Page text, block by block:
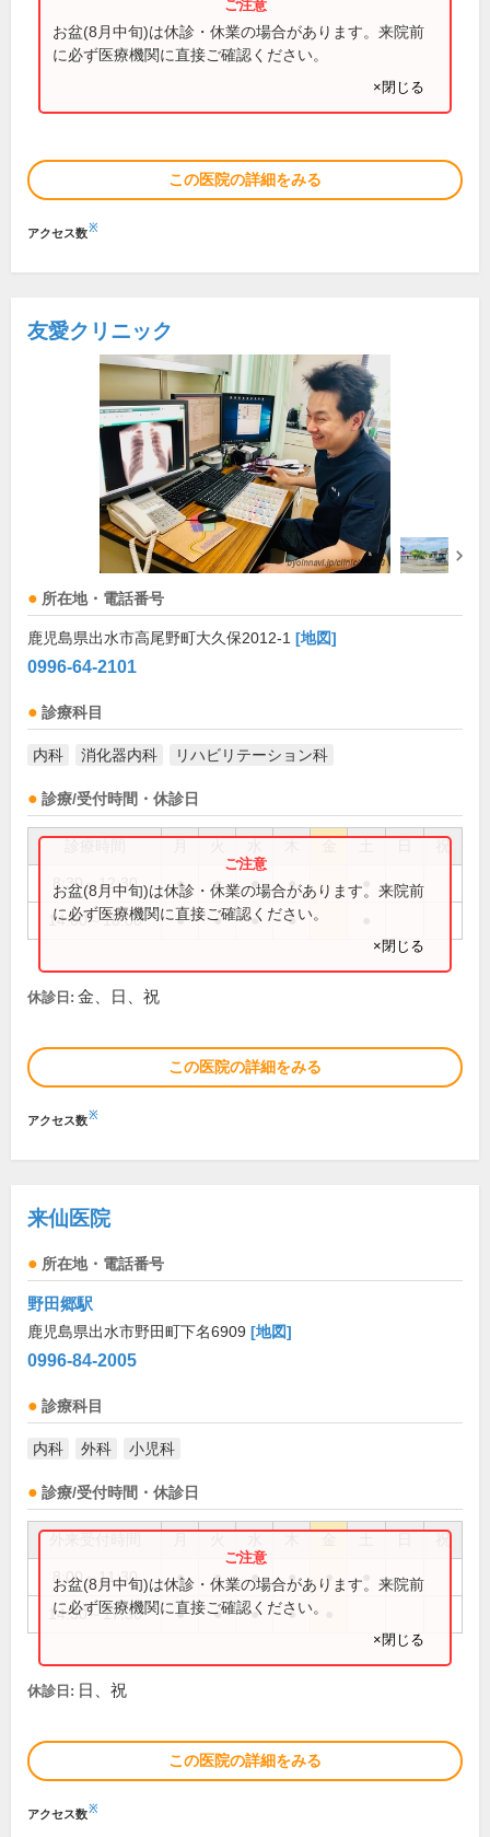
お盆(8月中旬)は休診・休業の場合があります。来院前
に必ず医療機関に直接ご確認ください。
×閉じる
この医院の詳細をみる
アクセス数※
友愛クリニック
所在地・電話番号
鹿児島県出水市高尾野町大久保2012-1 [地図]
0996-64-2101
診療科目
内科 消化器内科 リハビリテーション科
診療/受付時間・休診日
祝
8:30～12:30 ● ● ● ●
14:00～18:00 ● ● ● ●
お盆(8月中旬)は休診・休業の場合があります。来院前
に必ず医療機関に直接ご確認ください。
×閉じる
休診日: 金、日、祝
この医院の詳細をみる
アクセス数※
来仙医院
所在地・電話番号
野田郷駅
鹿児島県出水市野田町下名6909 [地図]
0996-84-2005
診療科目
内科 外科 小児科
診療/受付時間・休診日
祝
8:00～11:30 ● ● ● ● ●
14:30～17:30 ● ● ● ●
お盆(8月中旬)は休診・休業の場合があります。来院前
に必ず医療機関に直接ご確認ください。
×閉じる
休診日: 日、祝
この医院の詳細をみる
アクセス数※